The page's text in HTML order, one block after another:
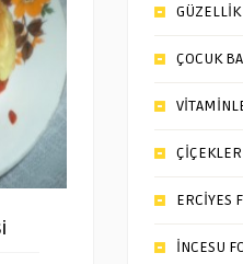
GÜZELLİK
ÇOCUK
ÇİÇEKLER
ERCİYES
İNCESU